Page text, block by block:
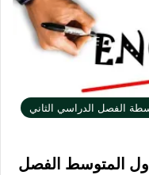
الفصل الدراسي الثاني
المتوسط الفصل